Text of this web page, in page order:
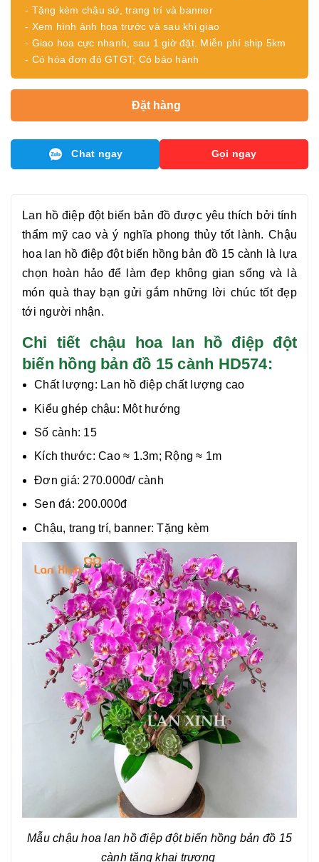
- Tặng kèm chậu sứ, trang trí và banner
- Xem hình ảnh hoa trước và sau khi giao
- Giao hoa cực nhanh, sau 1 giờ đặt. Miễn phí ship 5km
- Có hóa đơn đỏ GTGT; Có bảo hành
Đặt hàng
Chat ngay Gọi ngay
Lan hồ điệp đột biến bản đồ được yêu thích bởi tính
thẩm mỹ cao và ý nghĩa phong thủy tốt lành. Chậu
hoa lan hồ điệp đột biến hồng bản đồ 15 cành là lựa
chọn hoàn hảo để làm đẹp không gian sống và là
món quà thay bạn gửi gắm những lời chúc tốt đẹp
tới người nhận.
Chi tiết chậu hoa lan hồ điệp đột
biến hồng bản đồ 15 cành HD574:
Chất lượng: Lan hồ điệp chất lượng cao
Kiểu ghép chậu: Một hướng
Số cành: 15
Kích thước: Cao ≈ 1.3m; Rộng ≈ 1m
Đơn giá: 270.000đ/ cành
Sen đá: 200.000đ
Chậu, trang trí, banner: Tặng kèm
Mẫu chậu hoalan hồ điệp đột biến hồng bản đồ 15
cànhtặng khai trương